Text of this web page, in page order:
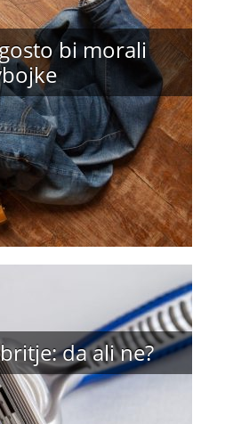
bi morali
da ali ne?